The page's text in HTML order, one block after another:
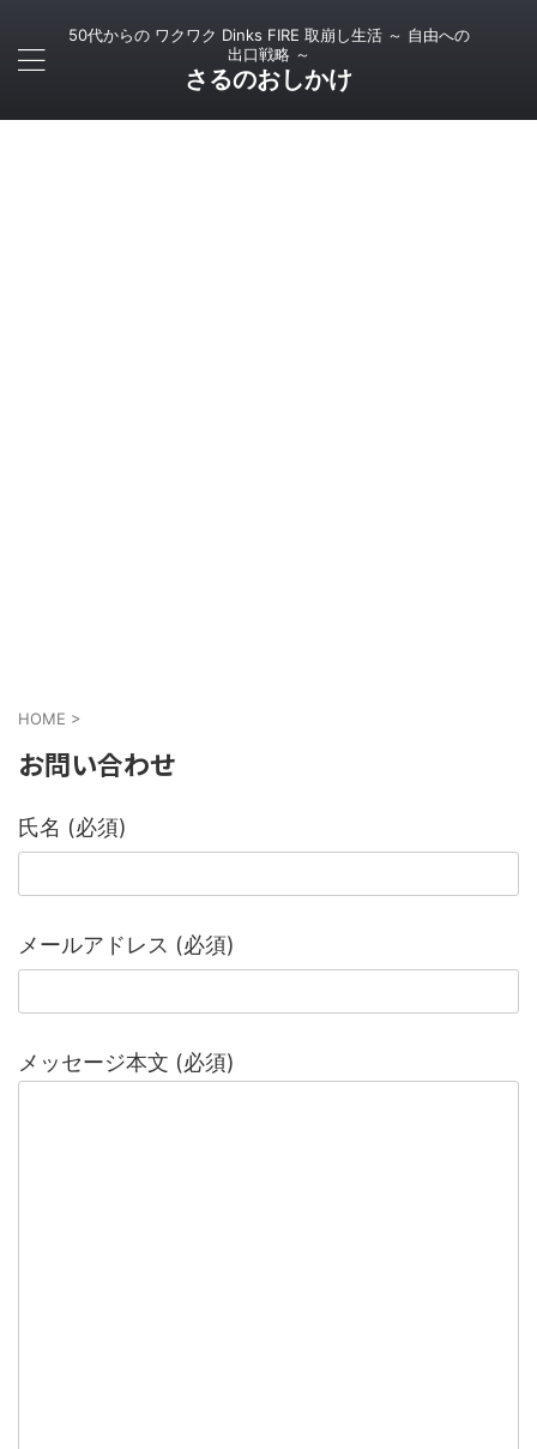
50代からの ワクワク Dinks FIRE 取崩し生活 ～ 自由への
出口戦略 ～
さるのおしかけ
HOME >
お問い合わせ
氏名 (必須)
メールアドレス (必須)
メッセージ本文 (必須)